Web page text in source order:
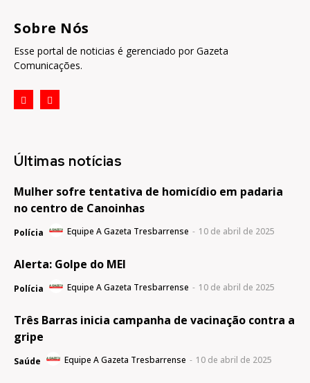
Sobre Nós
Esse portal de noticias é gerenciado por Gazeta
Comunicações.
Últimas notícias
Mulher sofre tentativa de homicídio em padaria
no centro de Canoinhas
Polícia Equipe A Gazeta Tresbarrense - 10 de abril de 2025
Alerta: Golpe do MEI
Polícia Equipe A Gazeta Tresbarrense - 10 de abril de 2025
Três Barras inicia campanha de vacinação contra a
gripe
Saúde Equipe A Gazeta Tresbarrense - 10 de abril de 2025